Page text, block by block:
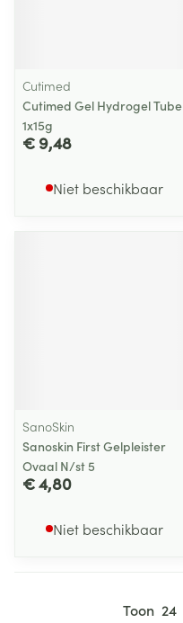
Cutimed
Cutimed Gel Hydrogel Tube
1x15g
€ 9,48
Niet beschikbaar
SanoSkin
Sanoskin First Gelpleister
Ovaal N/st 5
€ 4,80
Niet beschikbaar
Toon